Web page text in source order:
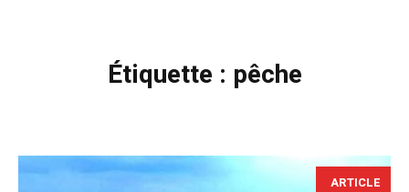
Étiquette : pêche
ARTICLE